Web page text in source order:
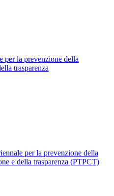
per la prevenzione della
trasparenza
per la prevenzione della
e della trasparenza (PTPCT)